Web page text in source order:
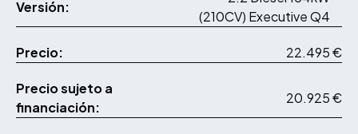
Versión:
(210CV) Executive Q4
Precio: 22.495 €
Precio sujeto a
financiación:
20.925 €